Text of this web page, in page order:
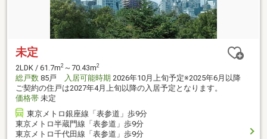
未定
2LDK / 61.7m2 ～70.43m2
総戸数 85戸 入居可能時期 2026年10月上旬予定※2025年6月以降
ご契約の住戸は2027年4月上旬以降の入居予定となります。
価格帯 未定
東京メトロ銀座線「表参道」歩9分
東京メトロ半蔵門線「表参道」歩9分
東京メトロ千代田線「表参道」歩9分